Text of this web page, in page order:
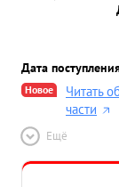
Дата
Новое
Читать
части
Ещё